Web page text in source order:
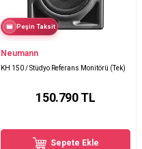
Peşin Taksit
Neumann
KH 150 / Stüdyo Referans Monitörü (Tek)
150.790TL
Sepete Ekle